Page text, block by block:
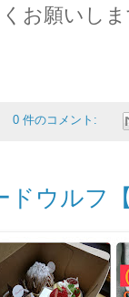
お願いします
0 件のコメント:
ドウルフ